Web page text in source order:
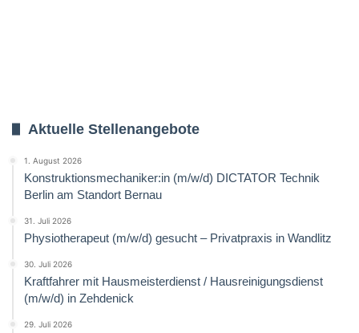
Aktuelle Stellenangebote
1. August 2026
Konstruktionsmechaniker:in (m/w/d) DICTATOR Technik
Berlin am Standort Bernau
31. Juli 2026
Physiotherapeut (m/w/d) gesucht – Privatpraxis in Wandlitz
30. Juli 2026
Kraftfahrer mit Hausmeisterdienst / Hausreinigungsdienst
(m/w/d) in Zehdenick
29. Juli 2026